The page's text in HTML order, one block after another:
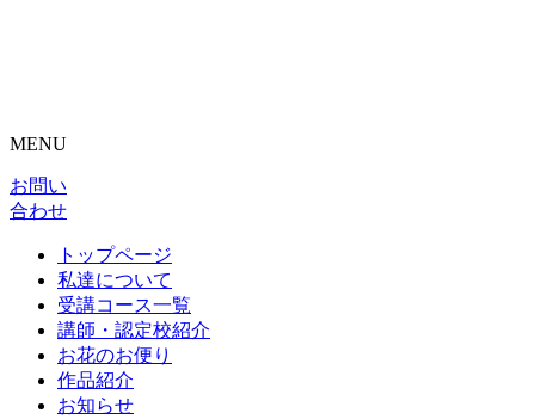
MENU
お問い
合わせ
トップページ
私達について
受講コース一覧
講師・認定校紹介
お花のお便り
作品紹介
お知らせ